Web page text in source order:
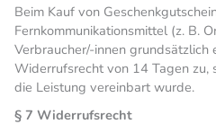
Beim Kauf von
Fernkommunikationsmittel (z. B.
Verbraucher/-innen grundsätzlich
Widerrufsrecht von 14 Tagen zu,
die Leistung vereinbart wurde.
§ 7 Widerrufsrecht